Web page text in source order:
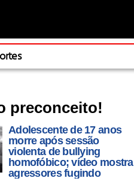
preconceito!
Adolescente de 17 anos
morre após sessão
violenta de bullying
homofóbico; vídeo mostra
agressores fugindo